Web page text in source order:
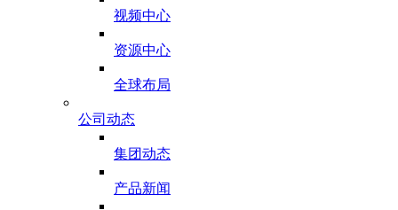
视频中心
资源中心
全球布局
公司动态
集团动态
产品新闻